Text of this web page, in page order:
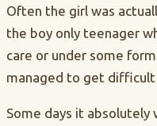
Often the girl was
the boy only teenager
care or under some
managed to get difficult
Some days it absolutely